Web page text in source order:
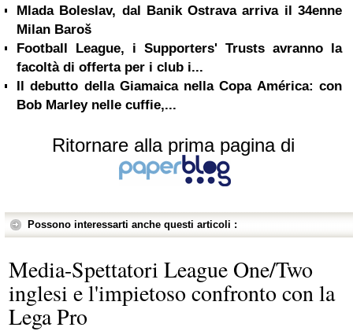
Mlada Boleslav, dal Banik Ostrava arriva il 34enne
Milan Baroš
Football League, i Supporters' Trusts avranno la
facoltà di offerta per i club i...
Il debutto della Giamaica nella Copa América: con
Bob Marley nelle cuffie,...
Ritornare alla prima pagina di
Possono interessarti anche questi articoli :
Media-Spettatori League One/Two
inglesi e l'impietoso confronto con la
Lega Pro